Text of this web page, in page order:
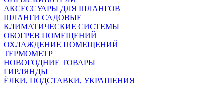
АКСЕССУАРЫ ДЛЯ ШЛАНГОВ
ШЛАНГИ САДОВЫЕ
КЛИМАТИЧЕСКИЕ СИСТЕМЫ
ОБОГРЕВ ПОМЕЩЕНИЙ
ОХЛАЖДЕНИЕ ПОМЕЩЕНИЙ
ТЕРМОМЕТР
НОВОГОДНИЕ ТОВАРЫ
ГИРЛЯНДЫ
ЁЛКИ, ПОДСТАВКИ, УКРАШЕНИЯ